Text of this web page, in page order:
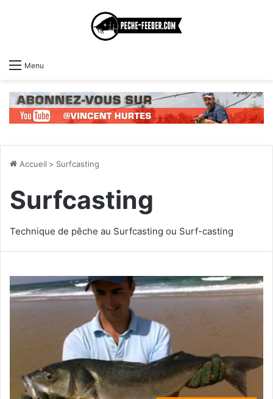
Menu
Accueil > Surfcasting
Surfcasting
Technique de pêche au Surfcasting ou Surf-casting